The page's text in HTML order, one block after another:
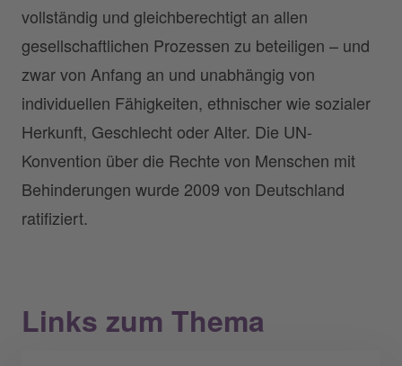
vollständig und gleichberechtigt an allen
gesellschaftlichen Prozessen zu beteiligen – und
zwar von Anfang an und unabhängig von
individuellen Fähigkeiten, ethnischer wie sozialer
Herkunft, Geschlecht oder Alter. Die UN-
Konvention über die Rechte von Menschen mit
Behinderungen wurde 2009 von Deutschland
ratifiziert.
Links zum Thema